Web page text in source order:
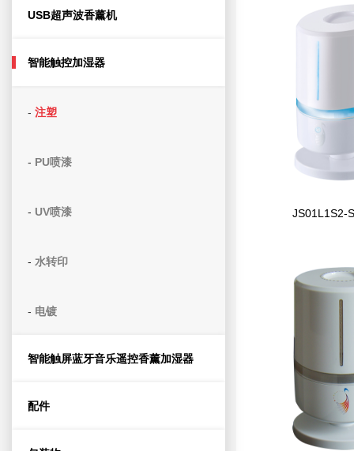
JS01L1S2-
USB超声波香薰机
智能触控加湿器
- 注塑
- PU喷漆
- UV喷漆
- 水转印
- 电镀
智能触屏蓝牙音乐遥控香薰加湿器
配件